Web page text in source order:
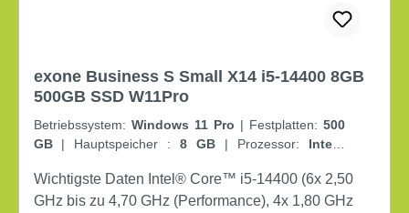
exone Business S Small X14 i5-14400 8GB
500GB SSD W11Pro
Betriebssystem: Windows 11 Pro | Festplatten: 500
GB | Hauptspeicher : 8 GB | Prozessor: Intel®
14400| Farbe:schwarz
Wichtigste Daten Intel® Core™ i5-14400 (6x 2,50
GHz bis zu 4,70 GHz (Performance), 4x 1,80 GHz